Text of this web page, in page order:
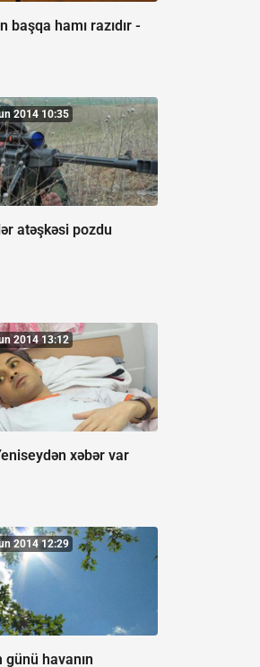
başqa hamı razıdır -
2014 10:35
atəşkəsi pozdu
2014 13:12
xəbər var
2014 12:29
günü havanın